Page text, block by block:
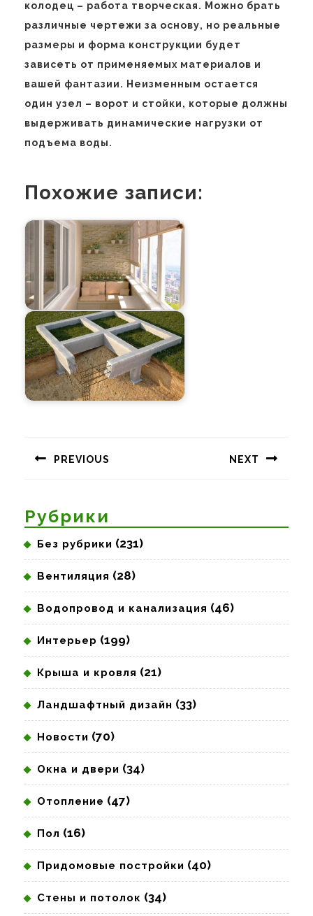
колодец – работа творческая. Можно брать
различные чертежи за основу, но реальные
размеры и форма конструкции будет
зависеть от применяемых материалов и
вашей фантазии. Неизменным остается
один узел – ворот и стойки, которые должны
выдерживать динамические нагрузки от
подъема воды.
Похожие записи:
записям
PREVIOUS NEXT
Рубрики
Без рубрики (231)
Вентиляция (28)
Водопровод и канализация (46)
Интерьер (199)
Крыша и кровля (21)
Ландшафтный дизайн (33)
Новости (70)
Окна и двери (34)
Отопление (47)
Пол (16)
Придомовые постройки (40)
Стены и потолок (34)